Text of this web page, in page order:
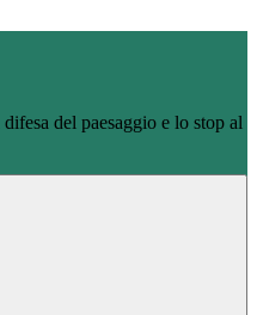
del paesaggio e lo stop al